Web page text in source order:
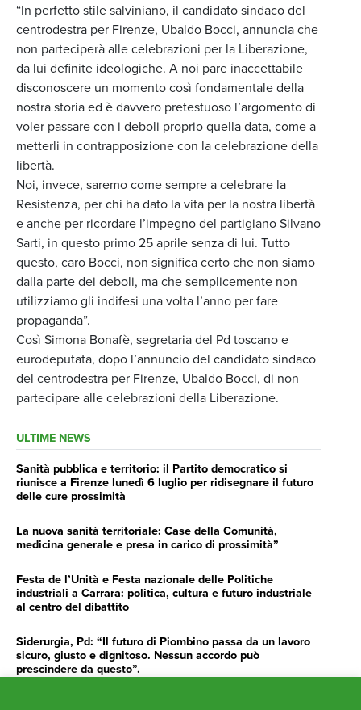
“In perfetto stile salviniano, il candidato sindaco del
centrodestra per Firenze, Ubaldo Bocci, annuncia che
non parteciperà alle celebrazioni per la Liberazione,
da lui definite ideologiche. A noi pare inaccettabile
disconoscere un momento così fondamentale della
nostra storia ed è davvero pretestuoso l’argomento di
voler passare con i deboli proprio quella data, come a
metterli in contrapposizione con la celebrazione della
libertà.
Noi, invece, saremo come sempre a celebrare la
Resistenza, per chi ha dato la vita per la nostra libertà
e anche per ricordare l’impegno del partigiano Silvano
Sarti, in questo primo 25 aprile senza di lui. Tutto
questo, caro Bocci, non significa certo che non siamo
dalla parte dei deboli, ma che semplicemente non
utilizziamo gli indifesi una volta l’anno per fare
propaganda”.
Così Simona Bonafè, segretaria del Pd toscano e
eurodeputata, dopo l’annuncio del candidato sindaco
del centrodestra per Firenze, Ubaldo Bocci, di non
partecipare alle celebrazioni della Liberazione.
ULTIME NEWS
Sanità pubblica e territorio: il Partito democratico si
riunisce a Firenze lunedì 6 luglio per ridisegnare il futuro
delle cure prossimità
La nuova sanità territoriale: Case della Comunità,
medicina generale e presa in carico di prossimità”
Festa de l’Unità e Festa nazionale delle Politiche
industriali a Carrara: politica, cultura e futuro industriale
al centro del dibattito
Siderurgia, Pd: “Il futuro di Piombino passa da un lavoro
sicuro, giusto e dignitoso. Nessun accordo può
prescindere da questo”.